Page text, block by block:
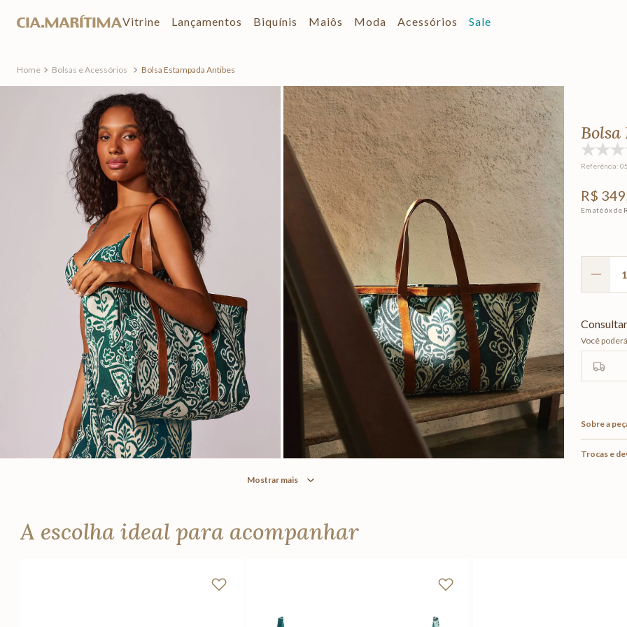
Vitrine Lançamentos Biquínis Maiôs Moda Acessórios Sale
Bolsas e Acessórios Bolsa Estampada Antibes
Mostrar mais
Referência:
R$ 349
Em até6x de
Sobre a
Trocas e
A escolha ideal para acompanhar